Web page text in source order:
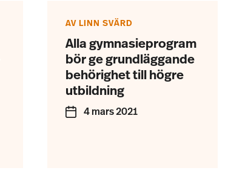
AV LINN SVÄRD
Alla gymnasieprogram
bör ge grundläggande
behörighet till högre
utbildning
4 mars 2021